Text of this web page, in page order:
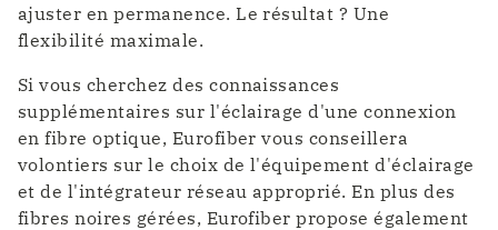
ajuster en permanence. Le résultat ? Une
flexibilité maximale.
Si vous cherchez des connaissances
supplémentaires sur l'éclairage d'une connexion
en fibre optique, Eurofiber vous conseillera
volontiers sur le choix de l'équipement d'éclairage
et de l'intégrateur réseau approprié. En plus des
fibres noires gérées, Eurofiber propose également